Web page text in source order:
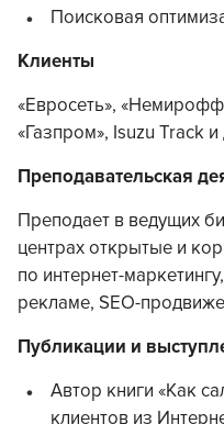
Поисковая
Клиенты
«Евросеть»,
«Газпром», Isuzu Track и
Преподавательская
Преподает в ведущих
центрах открытые и
по интернет-
рекламе, SEO-
Публикации и
Автор книги «Как
клиентов из